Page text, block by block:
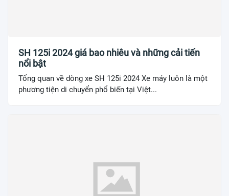
SH 125i 2024 giá bao nhiêu và những cải tiến
nổi bật
Tổng quan về dòng xe SH 125i 2024 Xe máy luôn là một
phương tiện di chuyển phổ biến tại Việt...